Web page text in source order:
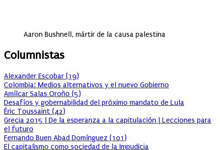
Aaron Bushnell, mártir de la causa palestina
Columnistas
Alexander Escobar (19)
Colombia: Medios alternativos y el nuevo Gobierno
Amílcar Salas Oroño (5)
Desafíos y gobernabilidad del próximo mandato de Lula
Éric Toussaint (42)
Grecia 2015 | De la esperanza a la capitulación | Lecciones para
el futuro
Fernando Buen Abad Domínguez (101)
El capitalismo como sociedad de la Impudicia